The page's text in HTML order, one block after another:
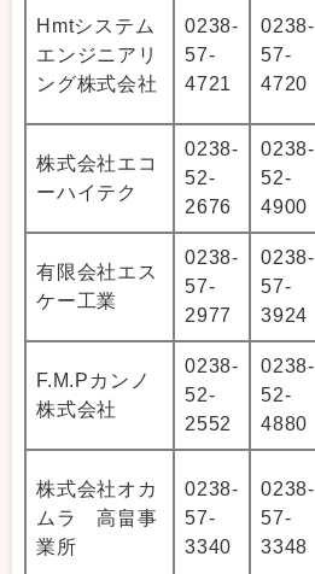
Hmtシステム
エンジニアリ
ング株式会社
0238-
57-
4721
0238-
57-
4720
株式会社エコ
ーハイテク
0238-
52-
2676
0238-
52-
4900
有限会社エス
ケー工業
0238-
57-
2977
0238-
57-
3924
F.M.Pカンノ
株式会社
0238-
52-
2552
0238-
52-
4880
株式会社オカ
ムラ 高畠事
業所
0238-
57-
3340
0238-
57-
3348